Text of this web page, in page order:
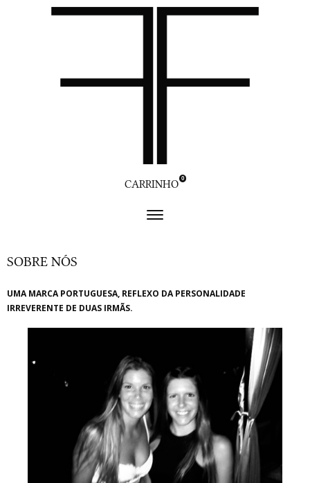
CARRINHO 0
SOBRE NÓS
UMA MARCA PORTUGUESA, REFLEXO DA PERSONALIDADE
IRREVERENTE DE DUAS IRMÃS.